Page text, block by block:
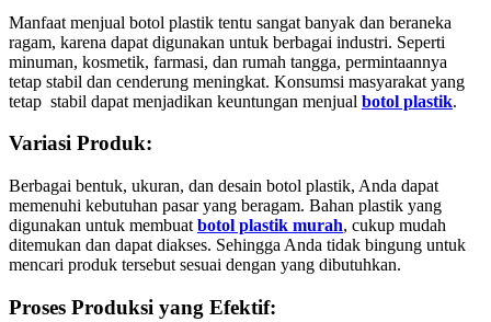
Manfaat menjual botol plastik tentu sangat banyak dan beraneka
ragam, karena dapat digunakan untuk berbagai industri. Seperti
minuman, kosmetik, farmasi, dan rumah tangga, permintaannya
tetap stabil dan cenderung meningkat. Konsumsi masyarakat yang
tetap stabil dapat menjadikan keuntungan menjual botol plastik.
Variasi Produk:
Berbagai bentuk, ukuran, dan desain botol plastik, Anda dapat
memenuhi kebutuhan pasar yang beragam. Bahan plastik yang
digunakan untuk membuat botol plastik murah, cukup mudah
ditemukan dan dapat diakses. Sehingga Anda tidak bingung untuk
mencari produk tersebut sesuai dengan yang dibutuhkan.
Proses Produksi yang Efektif: